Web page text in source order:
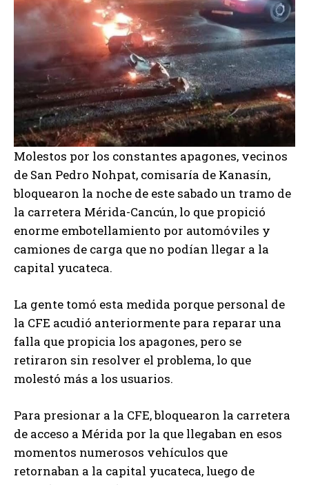
Molestos por los constantes apagones, vecinos
de San Pedro Nohpat, comisaría de Kanasín,
bloquearon la noche de este sabado un tramo de
la carretera Mérida-Cancún, lo que propició
enorme embotellamiento por automóviles y
camiones de carga que no podían llegar a la
capital yucateca.
La gente tomó esta medida porque personal de
la CFE acudió anteriormente para reparar una
falla que propicia los apagones, pero se
retiraron sin resolver el problema, lo que
molestó más a los usuarios.
Para presionar a la CFE, bloquearon la carretera
de acceso a Mérida por la que llegaban en esos
momentos numerosos vehículos que
retornaban a la capital yucateca, luego de